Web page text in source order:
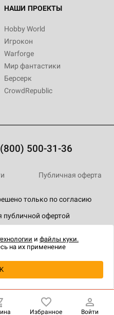
о наличии
НАШИ ПРОЕКТЫ
Hobby World
Игрокон
Warforge
Мир фантастики
Берсерк
CrowdRepublic
500-31-36
только по согласию
публичной офертой
Публичная оферта
Избранное Войти
и файлы куки.
на их применение